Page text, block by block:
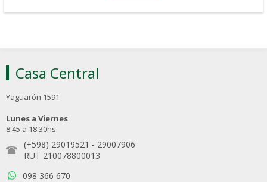
Casa Central
Yaguarón 1591
Lunes a Viernes
8:45 a 18:30hs.
(+598) 29019521 - 29007906
RUT 210078800013
098 366 670